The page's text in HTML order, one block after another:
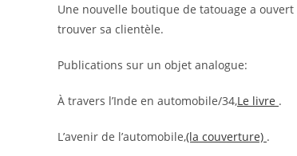
Une nouvelle boutique de tatouage a
trouver sa clientèle.
Publications sur un objet analogue:
À travers l’Inde en automobile/34,Le livre .
L’avenir de l’automobile,(la couverture) .